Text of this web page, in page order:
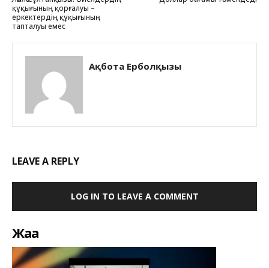
құқығының қорғалуы –
еркектердің құқығының
тапталуы емес
Ақбота Ерболқызы
LEAVE A REPLY
LOG IN TO LEAVE A COMMENT
Жаңа